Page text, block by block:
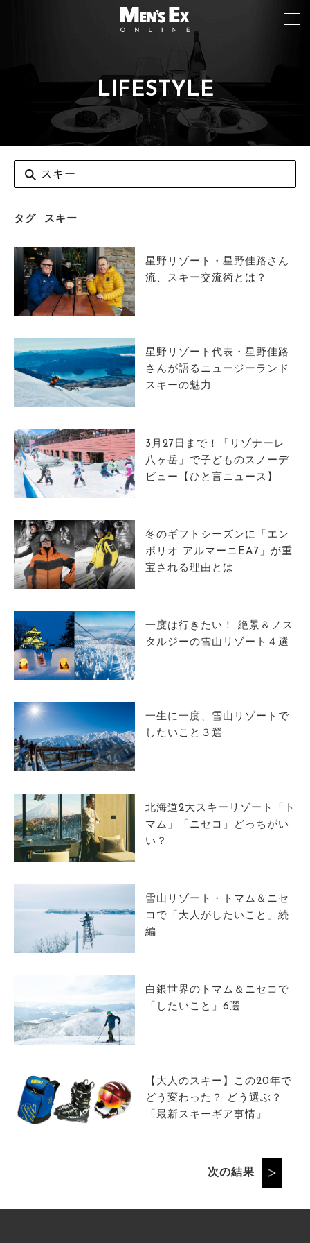
LIFESTYLE
タグ スキー
星野リゾート・星野佳路さん
流、スキー交流術とは？
星野リゾート代表・星野佳路
さんが語るニュージーランド
スキーの魅力
3月27日まで！「リゾナーレ
八ヶ岳」で子どものスノーデ
ビュー【ひと言ニュース】
冬のギフトシーズンに「エン
ポリオ アルマーニEA7」が重
宝される理由とは
一度は行きたい！ 絶景＆ノス
タルジーの雪山リゾート４選
一生に一度、雪山リゾートで
したいこと３選
北海道2大スキーリゾート「ト
マム」「ニセコ」どっちがい
い？
雪山リゾート・トマム＆ニセ
コで「大人がしたいこと」続
編
白銀世界のトマム＆ニセコで
「したいこと」6選
【大人のスキー】この20年で
どう変わった？ どう選ぶ？
「最新スキーギア事情」
次の結果
FASHION
CAR&BIKE
LIFESTYLE
COLUMN
MAGAZINE
ABOUT SITE
サイトマップ